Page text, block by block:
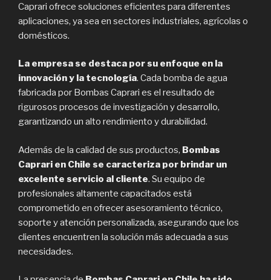
Caprari ofrece soluciones eficientes para diferentes
aplicaciones, ya sea en sectores industriales, agrícolas o
domésticos.
La empresa se destaca por su enfoque en la
innovación y la tecnología. Cada bomba de agua
fabricada por Bombas Caprari es el resultado de
rigurosos procesos de investigación y desarrollo,
garantizando un alto rendimiento y durabilidad.
Además de la calidad de sus productos, Bombas
Caprari en Chile se caracteriza por brindar un
excelente servicio al cliente. Su equipo de
profesionales altamente capacitados está
comprometido en ofrecer asesoramiento técnico,
soporte y atención personalizada, asegurando que los
clientes encuentren la solución más adecuada a sus
necesidades.